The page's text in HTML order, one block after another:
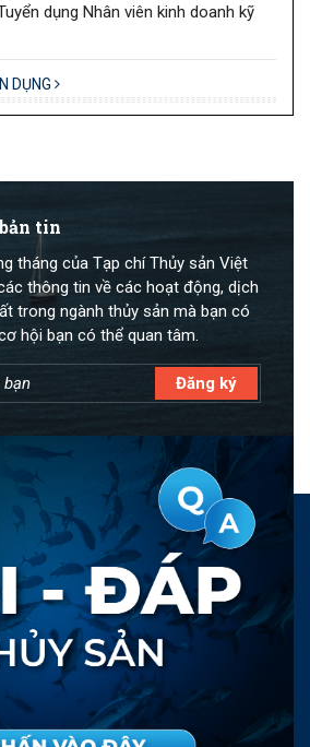
dụng Nhân viên kinh doanh kỹ
DỤNG
tin
tháng của Tạp chí Thủy sản Việt
thông tin về các hoạt động, dịch
trong ngành thủy sản mà bạn có
hội bạn có thể quan tâm.